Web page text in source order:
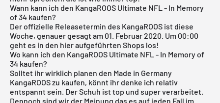
Wann kann ich den KangaROOS Ultimate NFL - In Memory
of 34 kaufen?
Der offizielle Releasetermin des KangaROOS ist diese
Woche, genauer gesagt am 01. Februar 2020. Um 00:00
geht es in den hier aufgeführten Shops los!
Wo kann ich den KangaROOS Ultimate NFL - In Memory of
34 kaufen?
Solltet ihr wirklich planen den Made in Germany
KangaROOS zu kaufen, könnt ihr denke ich relativ
entspannt sein. Der Schuh ist top und super verarbeitet.
Dennoch sind wir der Meinung das es auf jeden Fall im